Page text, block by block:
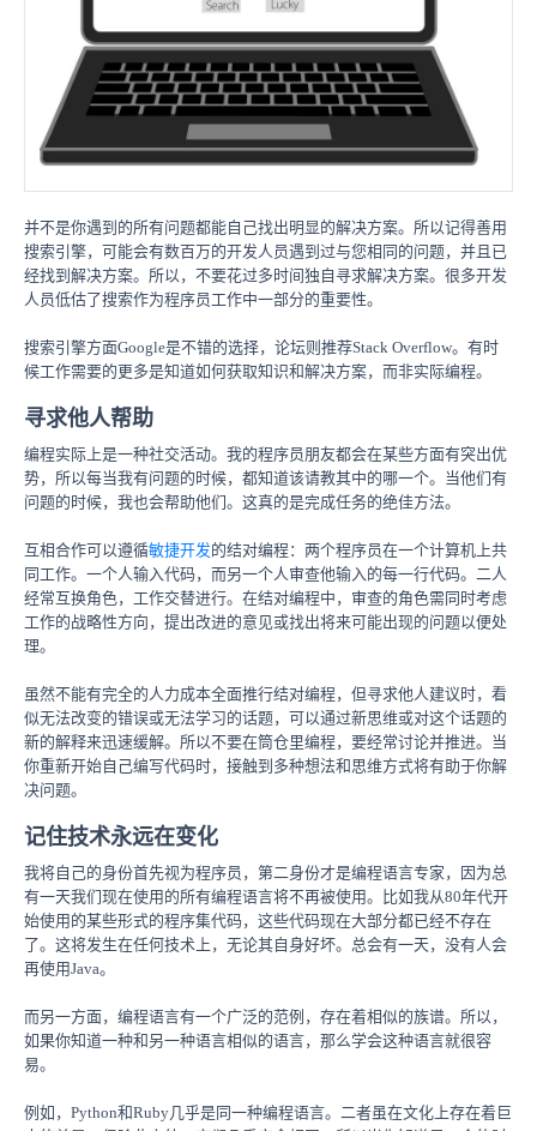
并不是你遇到的所有问题都能自己找出明显的解决方案。所以记得善用
搜索引擎，可能会有数百万的开发人员遇到过与您相同的问题，并且已
经找到解决方案。所以，不要花过多时间独自寻求解决方案。很多开发
人员低估了搜索作为程序员工作中一部分的重要性。
搜索引擎方面Google是不错的选择，论坛则推荐Stack Overflow。有时
候工作需要的更多是知道如何获取知识和解决方案，而非实际编程。
寻求他人帮助
编程实际上是一种社交活动。我的程序员朋友都会在某些方面有突出优
势，所以每当我有问题的时候，都知道该请教其中的哪一个。当他们有
问题的时候，我也会帮助他们。这真的是完成任务的绝佳方法。
互相合作可以遵循敏捷开发的结对编程：两个程序员在一个计算机上共
同工作。一个人输入代码，而另一个人审查他输入的每一行代码。二人
经常互换角色，工作交替进行。在结对编程中，审查的角色需同时考虑
工作的战略性方向，提出改进的意见或找出将来可能出现的问题以便处
理。
虽然不能有完全的人力成本全面推行结对编程，但寻求他人建议时，看
似无法改变的错误或无法学习的话题，可以通过新思维或对这个话题的
新的解释来迅速缓解。所以不要在筒仓里编程，要经常讨论并推进。当
你重新开始自己编写代码时，接触到多种想法和思维方式将有助于你解
决问题。
记住技术永远在变化
我将自己的身份首先视为程序员，第二身份才是编程语言专家，因为总
有一天我们现在使用的所有编程语言将不再被使用。比如我从80年代开
始使用的某些形式的程序集代码，这些代码现在大部分都已经不存在
了。这将发生在任何技术上，无论其自身好坏。总会有一天，没有人会
再使用Java。
而另一方面，编程语言有一个广泛的范例，存在着相似的族谱。所以，
如果你知道一种和另一种语言相似的语言，那么学会这种语言就很容
易。
例如，Python和Ruby几乎是同一种编程语言。二者虽在文化上存在着巨